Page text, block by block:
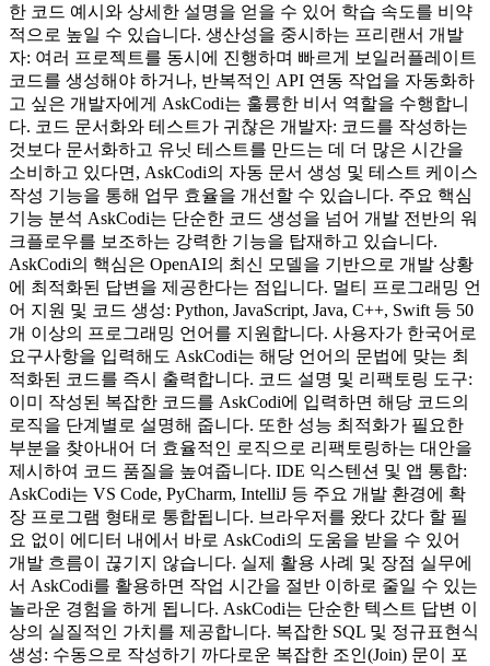
한 코드 예시와 상세한 설명을 얻을 수 있어 학습 속도를 비약
적으로 높일 수 있습니다. 생산성을 중시하는 프리랜서 개발
자: 여러 프로젝트를 동시에 진행하며 빠르게 보일러플레이트
코드를 생성해야 하거나, 반복적인 API 연동 작업을 자동화하
고 싶은 개발자에게 AskCodi는 훌륭한 비서 역할을 수행합니
다. 코드 문서화와 테스트가 귀찮은 개발자: 코드를 작성하는
것보다 문서화하고 유닛 테스트를 만드는 데 더 많은 시간을
소비하고 있다면, AskCodi의 자동 문서 생성 및 테스트 케이스
작성 기능을 통해 업무 효율을 개선할 수 있습니다. 주요 핵심
기능 분석 AskCodi는 단순한 코드 생성을 넘어 개발 전반의 워
크플로우를 보조하는 강력한 기능을 탑재하고 있습니다.
AskCodi의 핵심은 OpenAI의 최신 모델을 기반으로 개발 상황
에 최적화된 답변을 제공한다는 점입니다. 멀티 프로그래밍 언
어 지원 및 코드 생성: Python, JavaScript, Java, C++, Swift 등 50
개 이상의 프로그래밍 언어를 지원합니다. 사용자가 한국어로
요구사항을 입력해도 AskCodi는 해당 언어의 문법에 맞는 최
적화된 코드를 즉시 출력합니다. 코드 설명 및 리팩토링 도구:
이미 작성된 복잡한 코드를 AskCodi에 입력하면 해당 코드의
로직을 단계별로 설명해 줍니다. 또한 성능 최적화가 필요한
부분을 찾아내어 더 효율적인 로직으로 리팩토링하는 대안을
제시하여 코드 품질을 높여줍니다. IDE 익스텐션 및 앱 통합:
AskCodi는 VS Code, PyCharm, IntelliJ 등 주요 개발 환경에 확
장 프로그램 형태로 통합됩니다. 브라우저를 왔다 갔다 할 필
요 없이 에디터 내에서 바로 AskCodi의 도움을 받을 수 있어
개발 흐름이 끊기지 않습니다. 실제 활용 사례 및 장점 실무에
서 AskCodi를 활용하면 작업 시간을 절반 이하로 줄일 수 있는
놀라운 경험을 하게 됩니다. AskCodi는 단순한 텍스트 답변 이
상의 실질적인 가치를 제공합니다. 복잡한 SQL 및 정규표현식
생성: 수동으로 작성하기 까다로운 복잡한 조인(Join) 문이 포